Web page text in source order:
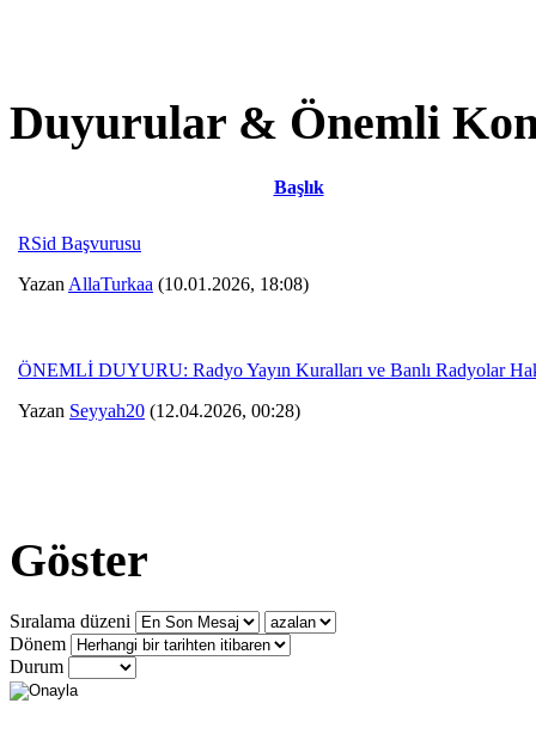
Duyurular & Önemli
Başlık
RSid Başvurusu
Yazan AllaTurkaa (10.01.2026, 18:08)
ÖNEMLİ DUYURU: Radyo Yayın Kuralları ve Banlı Radyolar
Yazan Seyyah20 (12.04.2026, 00:28)
Göster
Sıralama düzeni
Dönem
Durum